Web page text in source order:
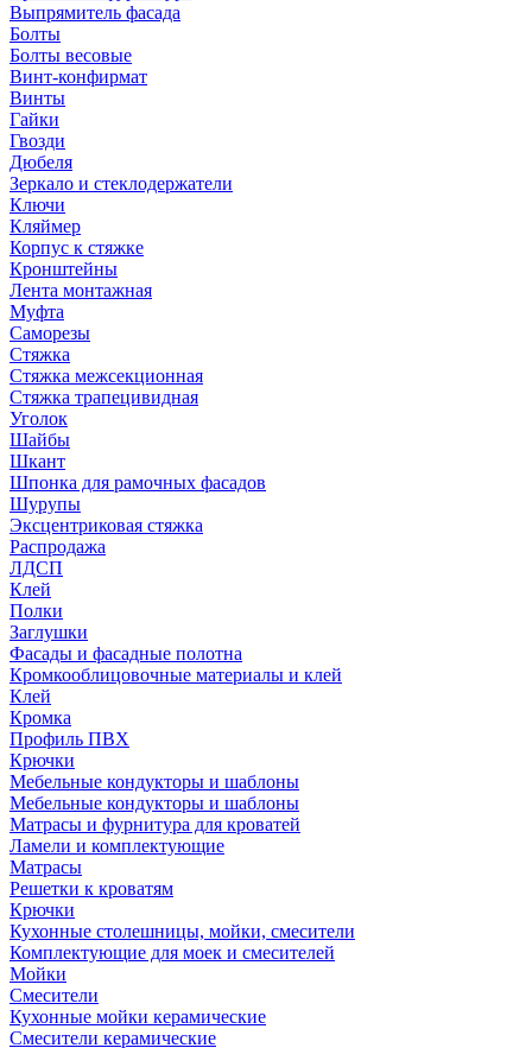
Выпрямитель фасада
Болты
Болты весовые
Винт-конфирмат
Винты
Гайки
Гвозди
Дюбеля
Зеркало и стеклодержатели
Ключи
Кляймер
Корпус к стяжке
Кронштейны
Лента монтажная
Муфта
Саморезы
Стяжка
Стяжка межсекционная
Стяжка трапецивидная
Уголок
Шайбы
Шкант
Шпонка для рамочных фасадов
Шурупы
Эксцентриковая стяжка
Распродажа
ЛДСП
Клей
Полки
Заглушки
Фасады и фасадные полотна
Кромкооблицовочные материалы и клей
Клей
Кромка
Профиль ПВХ
Крючки
Мебельные кондукторы и шаблоны
Мебельные кондукторы и шаблоны
Матрасы и фурнитура для кроватей
Ламели и комплектующие
Матрасы
Решетки к кроватям
Крючки
Кухонные столешницы, мойки, смесители
Комплектующие для моек и смесителей
Мойки
Смесители
Кухонные мойки керамические
Смесители керамические